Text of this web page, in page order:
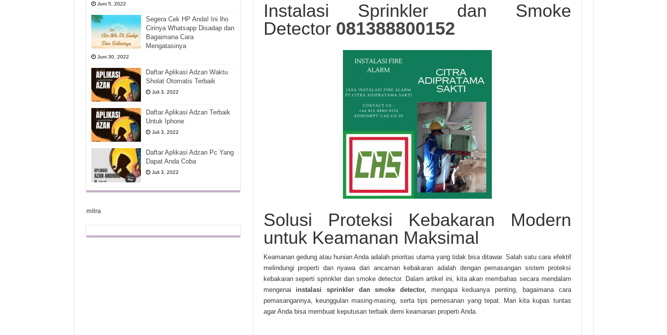
Instalasi Sprinkler dan Smoke
Detector 081388800152
Solusi Proteksi Kebakaran Modern
untuk Keamanan Maksimal
Keamanan gedung atau hunian Anda adalah prioritas utama yang tidak bisa ditawar. Salah satu cara efektif
melindungi properti dan nyawa dari ancaman kebakaran adalah dengan pemasangan sistem proteksi
kebakaran seperti sprinkler dan smoke detector. Dalam artikel ini, kita akan membahas secara mendalam
mengenai instalasi sprinkler dan smoke detector, mengapa keduanya penting, bagaimana cara
pemasangannya, keunggulan masing-masing, serta tips pemesanan yang tepat. Mari kita kupas tuntas
agar Anda bisa membuat keputusan terbaik demi keamanan properti Anda.
Juni 5, 2022
Segera Cek HP Anda! Ini lho
Cirinya Whatsapp Disadap dan
Bagaimana Cara
Mengatasinya
Juni 30, 2022
Daftar Aplikasi Adzan Waktu
Sholat Otomatis Terbaik
Juli 3, 2022
Daftar Aplikasi Adzan Terbaik
Untuk Iphone
Juli 3, 2022
Daftar Aplikasi Adzan Pc Yang
Dapat Anda Coba
Juli 3, 2022
mitra